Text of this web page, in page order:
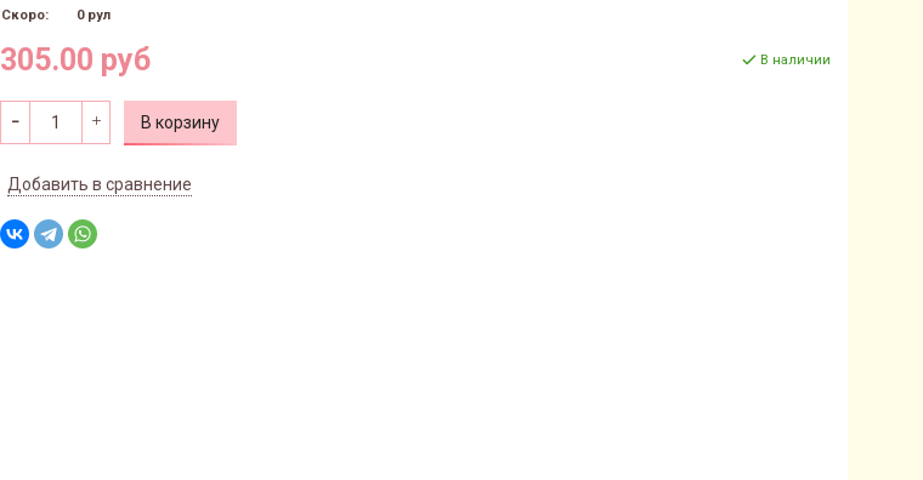
Скоро:
0 рул
305.00 руб В наличии
В корзину
Добавить в сравнение